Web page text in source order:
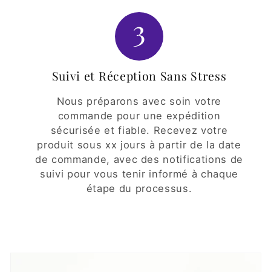
3
Suivi et Réception Sans Stress
Nous préparons avec soin votre
commande pour une expédition
sécurisée et fiable. Recevez votre
produit sous xx jours à partir de la date
de commande, avec des notifications de
suivi pour vous tenir informé à chaque
étape du processus.